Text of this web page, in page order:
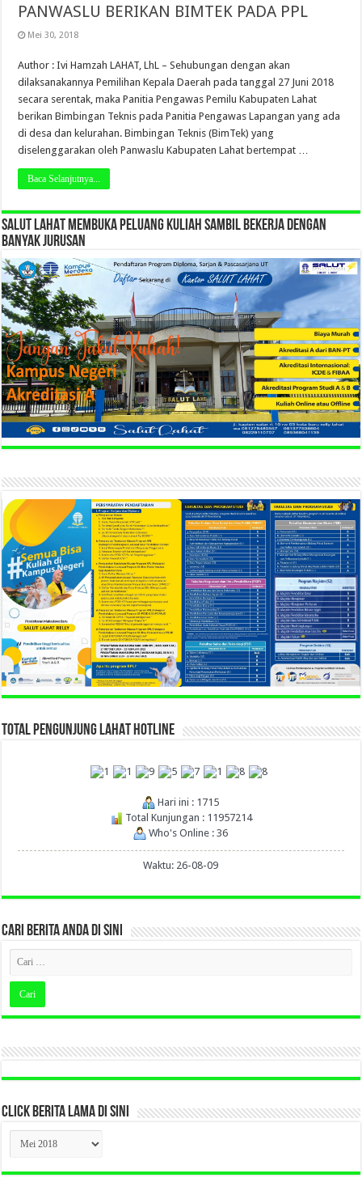
PANWASLU BERIKAN BIMTEK PADA PPL
Mei 30, 2018
Author : Ivi Hamzah LAHAT, LhL – Sehubungan dengan akan
dilaksanakannya Pemilihan Kepala Daerah pada tanggal 27 Juni 2018
secara serentak, maka Panitia Pengawas Pemilu Kabupaten Lahat
berikan Bimbingan Teknis pada Panitia Pengawas Lapangan yang ada
di desa dan kelurahan. Bimbingan Teknis (BimTek) yang
diselenggarakan oleh Panwaslu Kabupaten Lahat bertempat …
Baca Selanjutnya...
SALUT LAHAT MEMBUKA PELUANG KULIAH SAMBIL BEKERJA DENGAN
BANYAK JURUSAN
TOTAL PENGUNJUNG LAHAT HOTLINE
Hari ini : 1715
Total Kunjungan : 11957214
Who's Online : 36
Waktu: 26-08-09
CARI BERITA ANDA DI SINI
CLICK BERITA LAMA DI SINI
CLICK
BERITA
LAMA
DI